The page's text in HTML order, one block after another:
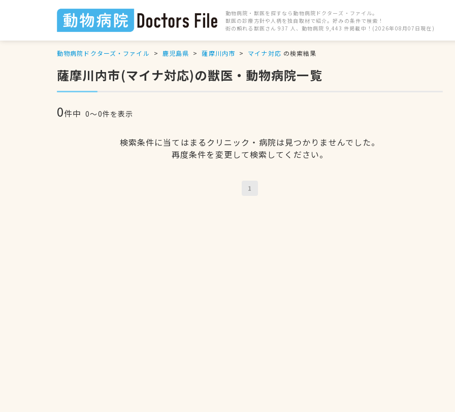
動物病院・獣医を探すなら動物病院ドクターズ・ファイル。
獣医の診療方針や人柄を独自取材で紹介。好みの条件で検索！
街の頼れる獣医さん 937 人、動物病院 9,443 件掲載中！(2026年08月07日現在)
動物病院ドクターズ・ファイル 鹿児島県 薩摩川内市 マイナ対応 の検索結果
薩摩川内市(マイナ対応)の獣医・動物病院一覧
0件中 0〜0件を表示
検索条件に当てはまるクリニック・病院は見つかりませんでした。
再度条件を変更して検索してください。
1